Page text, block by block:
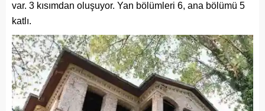
var. 3 kısımdan oluşuyor. Yan bölümleri 6, ana bölümü 5
katlı.